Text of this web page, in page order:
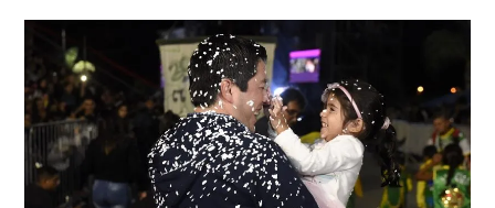
Familia:
“Más
De
150.000
Personas
En
La
Segunda
Noche
De
Carnaval”